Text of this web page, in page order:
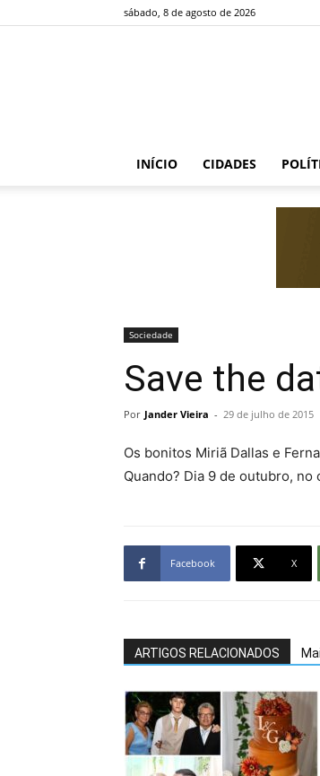
sábado, 8 de agosto de 2026
INÍCIO CIDADES
Sociedade
Save the
Por Jander Vieira - 29 de julho de 2015
Os bonitos Miriã Dallas e
Quando? Dia 9 de outubro,
Facebook X
ARTIGOS RELACIONADOS